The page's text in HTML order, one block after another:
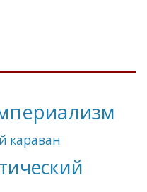
караван